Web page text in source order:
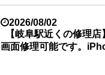
2026/08/02
【岐阜駅近くの修理
画面修理可能です。